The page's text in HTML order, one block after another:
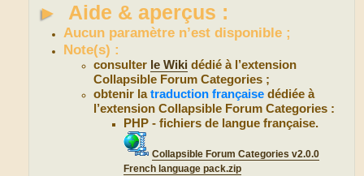
► Aide & aperçus :
Aucun paramètre n’est disponible ;
Note(s) :
consulter le Wiki dédié à l’extension
Collapsible Forum Categories ;
obtenir latraduction française dédiée à
l’extension Collapsible Forum Categories :
PHP - fichiers de langue française.
Collapsible Forum Categories v2.0.0
French language pack.zip